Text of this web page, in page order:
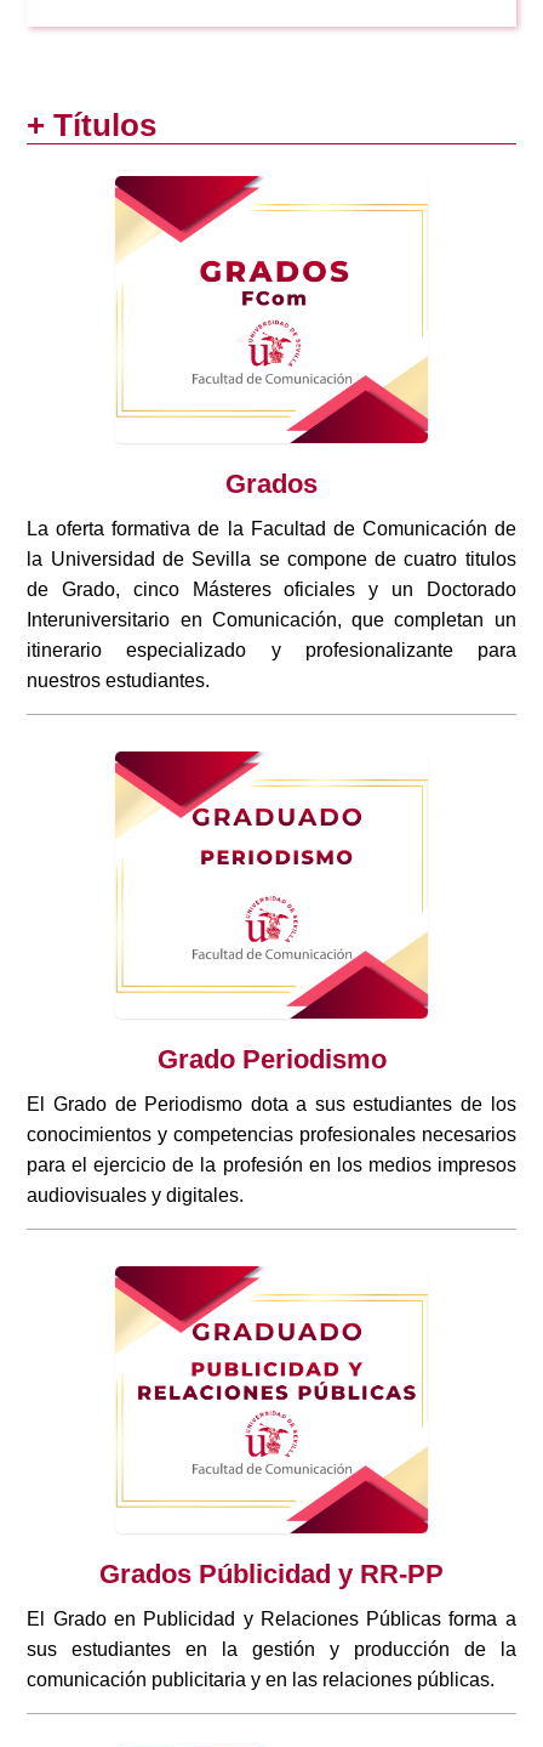
+ Títulos
Grados
La oferta formativa de la Facultad de Comunicación de
la Universidad de Sevilla se compone de cuatro titulos
de Grado, cinco Másteres oficiales y un Doctorado
Interuniversitario en Comunicación, que completan un
itinerario especializado y profesionalizante para
nuestros estudiantes.
Grado Periodismo
El Grado de Periodismo dota a sus estudiantes de los
conocimientos y competencias profesionales necesarios
para el ejercicio de la profesión en los medios impresos
audiovisuales y digitales.
Grados Públicidad y RR-PP
El Grado en Publicidad y Relaciones Públicas forma a
sus estudiantes en la gestión y producción de la
comunicación publicitaria y en las relaciones públicas.